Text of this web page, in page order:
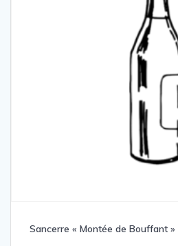
Sancerre « Montée de Bouffant